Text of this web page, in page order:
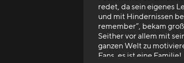
redet, da sein eigenes
und mit Hindernissen
remember”, bekam
Seither vor allem mit
ganzen Welt zu
Fans, es ist eine Familie!